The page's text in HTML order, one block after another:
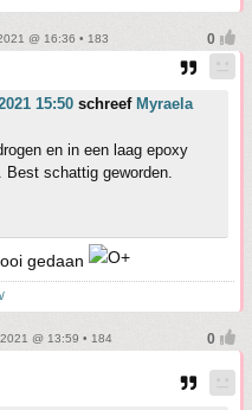
@ 16:36 • 183
15:50 schreef Myraela
en in een laag epoxy
Best schattig geworden.
gedaan
@ 13:59 • 184